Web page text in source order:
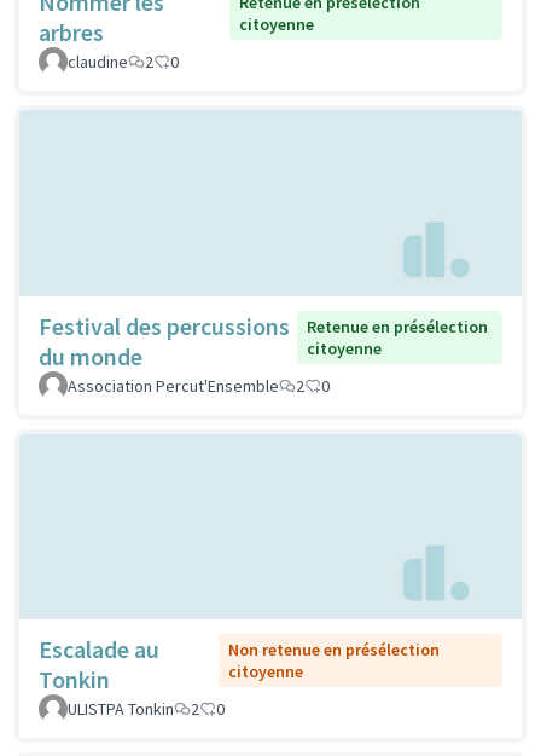
arbres
citoyenne
claudine
2 0
Festival des percussions
du monde
Retenue en présélection
citoyenne
Association Percut'Ensemble
2 0
Escalade au
Tonkin
Non retenue en présélection
citoyenne
ULISTPA Tonkin
2 0